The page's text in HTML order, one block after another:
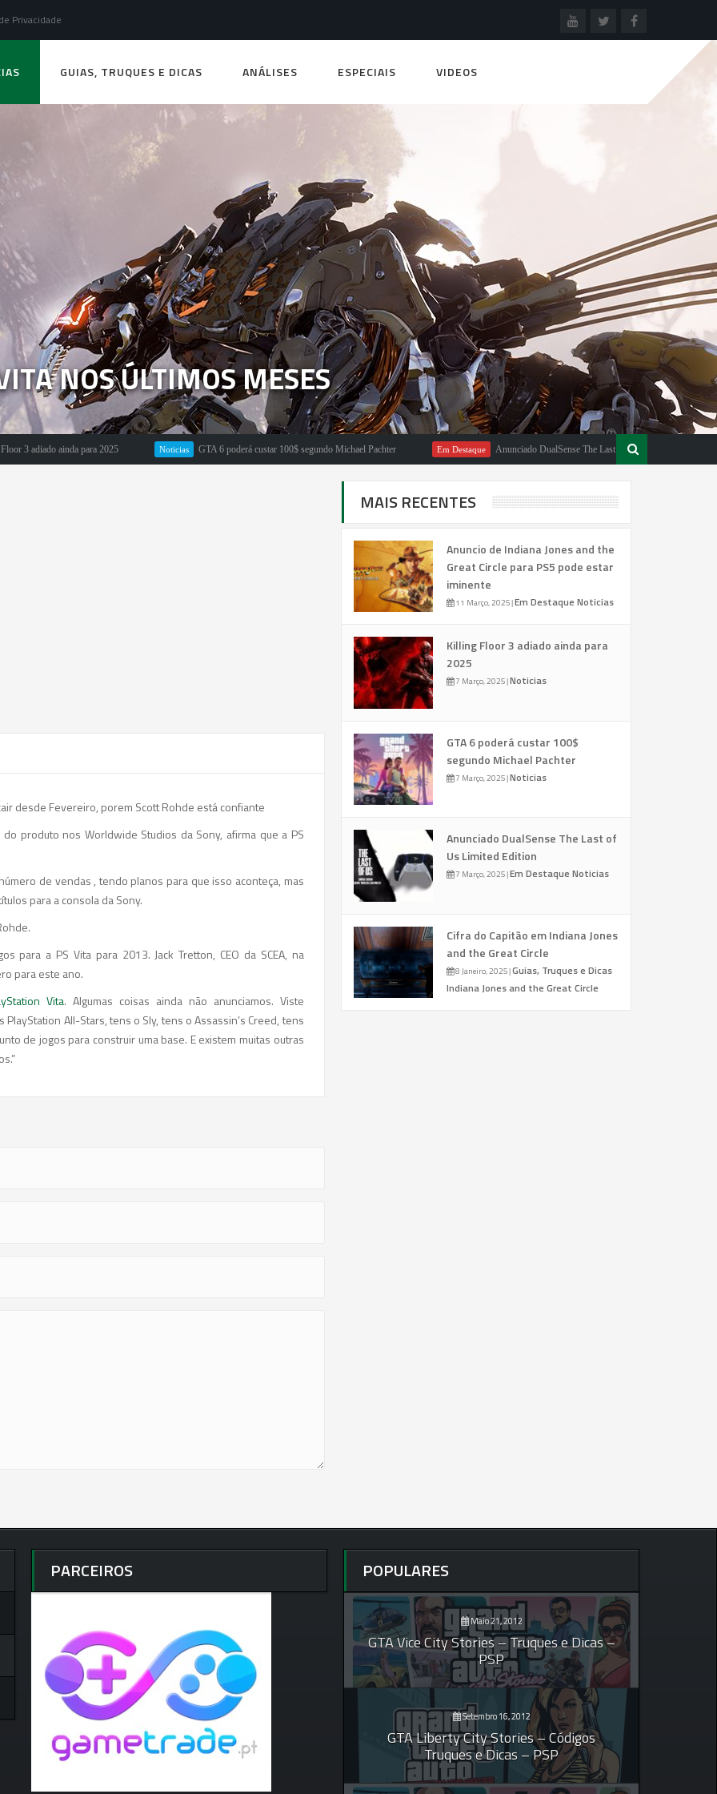
Privacidade
GUIAS, TRUQUES E DICAS ANÁLISES ESPECIAIS VIDEOS
NOS ÚLTIMOS MESES
ainda para 2025 GTA 6 poderá custar 100$ segundo Michael Pachter Em Destaque Anunciado DualSense The Last of Us Limited Edition
desde Fevereiro, porem Scott Rohde está confiante
produto nos Worldwide Studios da Sony, afirma que a PS
de vendas , tendo planos para que isso aconteça, mas
para a consola da Sony.
para a PS Vita para 2013. Jack Tretton, CEO da SCEA, na
para este ano.
Vita. Algumas coisas ainda não anunciamos. Viste
All-Stars, tens o Sly, tens o Assassin’s Creed, tens
de jogos para construir uma base. E existem muitas outras
MAIS RECENTES
Anuncio de Indiana Jones and the
Great Circle para PS5 pode estar
iminente
11 Março, 2025|Em Destaque Noticias
Killing Floor 3 adiado ainda para
2025
7 Março, 2025|Noticias
GTA 6 poderá custar 100$
segundo Michael Pachter
7 Março, 2025|Noticias
Anunciado DualSense The Last of
Us Limited Edition
7 Março, 2025|Em Destaque Noticias
Cifra do Capitão em Indiana Jones
and the Great Circle
8 Janeiro, 2025|Guias, Truques e Dicas
Indiana Jones and the Great Circle
PARCEIROS POPULARES
Maio 21, 2012
GTA Vice City Stories – Truques e Dicas –
PSP
Setembro 16, 2012
GTA Liberty City Stories – Códigos
Truques e Dicas – PSP